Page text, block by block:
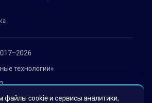
технологии»
1, офис 402
файлы cookie и сервисы аналитики,